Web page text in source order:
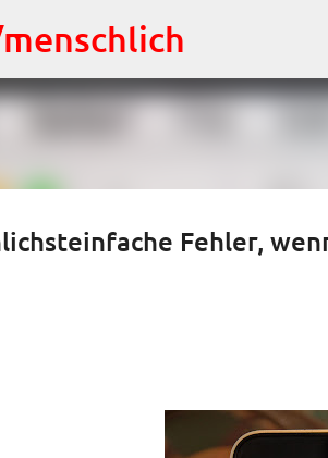
Direkt zum Hauptbereich
Fehler,